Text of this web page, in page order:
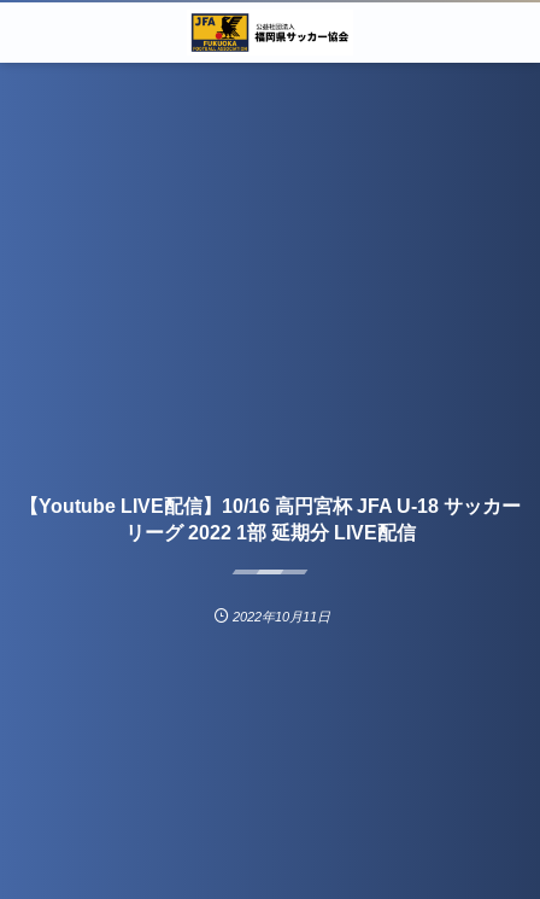
【Youtube LIVE配信】10/16 高円宮杯 JFA U-18 サッカー
リーグ 2022 1部 延期分 LIVE配信
2022年10月11日